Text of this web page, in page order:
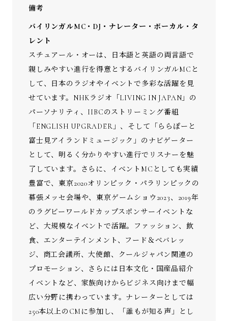
備考
バイリンガルMC・DJ・ナレーター・ボーカル・タ
レント
スチュアール・オーは、日本語と英語の両言語で
親しみやすい進行を得意とするバイリンガルMCと
して、日本のラジオやイベントで多彩な活躍を見
せています。NHKラジオ「LIVING IN JAPAN」の
パーソナリティ、IIBCのストリーミング番組
「ENGLISH UPGRADER」、そして「ららぽーと
富士見アイランドミュージック」のナビゲーター
として、明るく分かりやすい進行でリスナーを魅
了しています。さらに、イベントMCとしても実績
豊富で、東京2020オリンピック・パラリンピックの
幕張メッセ会場や、東京ゲームショウ2023、2019年
のラグビーワールドカップスポンサーイベントな
ど、大規模なイベントで活躍。ファッション、飲
食、エンターテインメント、フード＆ベバレッ
ジ、商工会議所、大使館、クールジャパン関連の
プロモーション、さらには日本文化・国産品紹介
イベントなど、家族向けからビジネス向けまで幅
広い分野に携わっています。ナレーターとしては
250本以上のCMに参加し、「誰もが知る声」とし